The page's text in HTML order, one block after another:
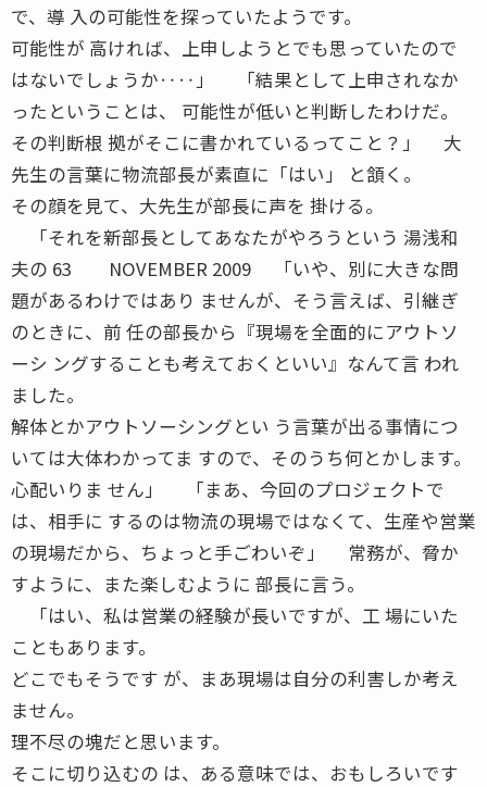
で、導 入の可能性を探っていたようです。
可能性が 高ければ、上申しようとでも思っていたので
はないでしょうか‥‥」 「結果として上申されなか
ったということは、 可能性が低いと判断したわけだ。
その判断根 拠がそこに書かれているってこと？」 大
先生の言葉に物流部長が素直に「はい」 と頷く。
その顔を見て、大先生が部長に声を 掛ける。
「それを新部長としてあなたがやろうという 湯浅和
夫の 63 NOVEMBER 2009 「いや、別に大きな問
題があるわけではあり ませんが、そう言えば、引継ぎ
のときに、前 任の部長から『現場を全面的にアウトソ
ーシ ングすることも考えておくといい』なんて言 われ
ました。
解体とかアウトソーシングとい う言葉が出る事情につ
いては大体わかってま すので、そのうち何とかします。
心配いりま せん」 「まあ、今回のプロジェクトで
は、相手に するのは物流の現場ではなくて、生産や営業
の現場だから、ちょっと手ごわいぞ」 常務が、脅か
すように、また楽しむように 部長に言う。
「はい、私は営業の経験が長いですが、工 場にいた
こともあります。
どこでもそうです が、まあ現場は自分の利害しか考え
ません。
理不尽の塊だと思います。
そこに切り込むの は、ある意味では、おもしろいです